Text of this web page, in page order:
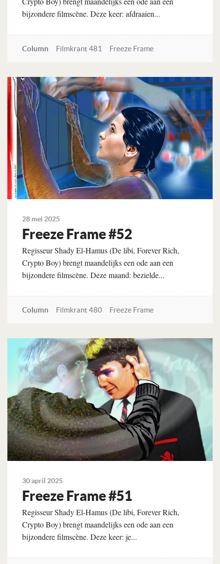
bijzondere filmscène. Deze keer: afdraaien...
Column Filmkrant 481 Freeze Frame
Lees verder
28 mei 2025
Freeze Frame #52
Regisseur Shady El-Hamus (De libi, Forever Rich,
Crypto Boy) brengt maandelijks een ode aan een
bijzondere filmscène. Deze maand: bezielde...
Column Filmkrant 480 Freeze Frame
Lees verder
30 april 2025
Freeze Frame #51
Regisseur Shady El-Hamus (De libi, Forever Rich,
Crypto Boy) brengt maandelijks een ode aan een
bijzondere filmscène. Deze keer: je...